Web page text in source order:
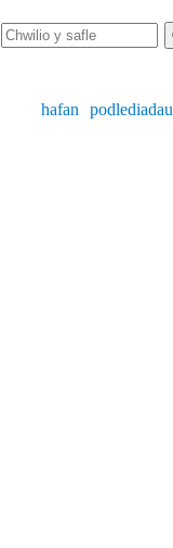
Ffurf chwiliad
Chwilio y safle
hafan
podlediadau